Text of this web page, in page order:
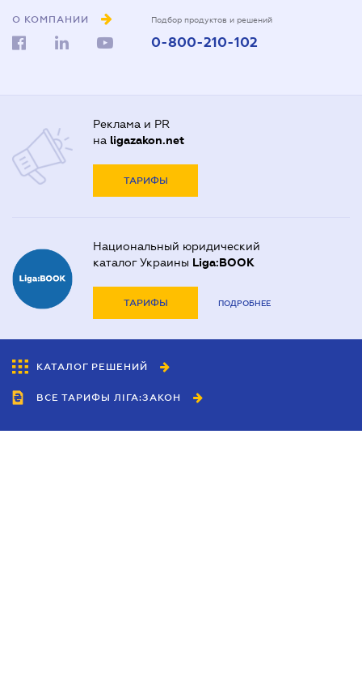
О КОМПАНИИ Подбор продуктов и решений
0-800-210-102
Реклама и PR
на ligazakon.net
ТАРИФЫ
Национальный юридический
каталог Украины Liga:BOOK
ТАРИФЫ ПОДРОБНЕЕ
КАТАЛОГ РЕШЕНИЙ
ВСЕ ТАРИФЫ ЛІГА:ЗАКОН